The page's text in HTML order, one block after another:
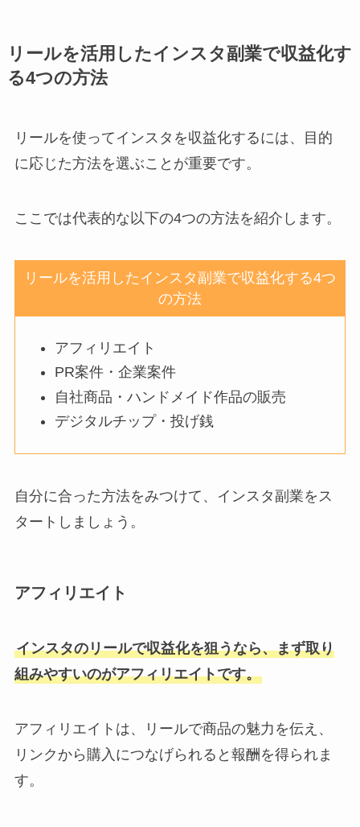
リールを活用したインスタ副業で収益化す
る4つの方法
リールを使ってインスタを収益化するには、目的
に応じた方法を選ぶことが重要です。
ここでは代表的な以下の4つの方法を紹介します。
リールを活用したインスタ副業で収益化する4つ
の方法
アフィリエイト
PR案件・企業案件
自社商品・ハンドメイド作品の販売
デジタルチップ・投げ銭
自分に合った方法をみつけて、インスタ副業をス
タートしましょう。
アフィリエイト
インスタのリールで収益化を狙うなら、まず取り
組みやすいのがアフィリエイトです。
アフィリエイトは、リールで商品の魅力を伝え、
リンクから購入につなげられると報酬を得られま
す。